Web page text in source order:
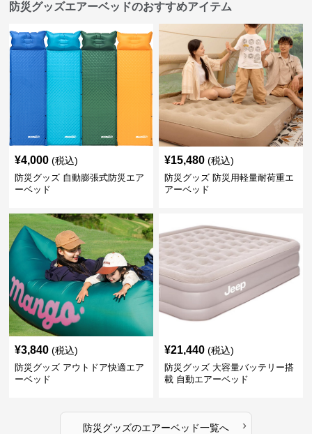
防災グッズエアーベッドのおすすめアイテム
¥4,000 (税込)
防災グッズ 自動膨張式防災エア
ーベッド
¥15,480 (税込)
防災グッズ 防災用軽量耐荷重エ
アーベッド
¥3,840 (税込)
防災グッズ アウトドア快適エア
ーベッド
¥21,440 (税込)
防災グッズ 大容量バッテリー搭
載 自動エアーベッド
防災グッズのエアーベッド一覧へ ›